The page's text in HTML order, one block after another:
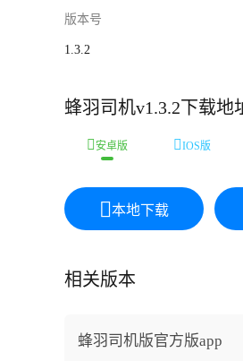
版本号
1.3.2
蜂羽司机v1.3.2下载地
安卓版 IOS版
本地下载
相关版本
蜂羽司机版官方版app